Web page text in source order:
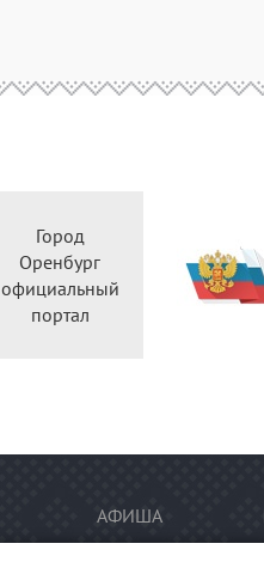
Город
Оренбург
официальный
портал
АФИША